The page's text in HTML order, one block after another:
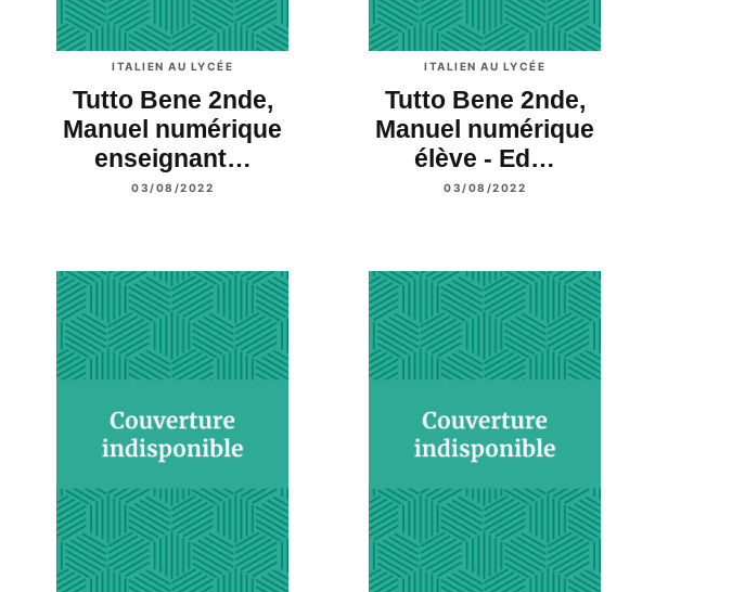
ITALIEN AU LYCÉE
Tutto Bene 2nde,
Manuel numérique
enseignant…
03/08/2022
ITALIEN AU LYCÉE
Tutto Bene 2nde,
Manuel numérique
élève - Ed…
03/08/2022